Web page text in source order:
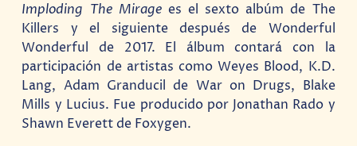
Imploding The Miragees el sexto albúm de The
Killers y el siguiente después de Wonderful
Wonderful de 2017. El álbum contará con la
participación de artistas como Weyes Blood, K.D.
Lang, Adam Granducil de War on Drugs, Blake
Mills y Lucius. Fue producido por Jonathan Rado y
Shawn Everett de Foxygen.